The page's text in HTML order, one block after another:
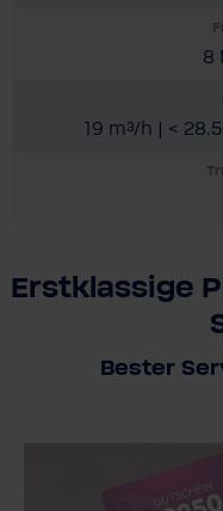
8
19 m³/h | <
Erstklassige
Bester